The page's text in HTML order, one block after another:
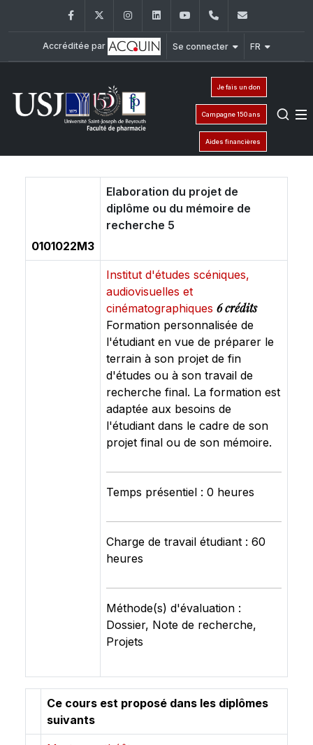
FacebookTwitter InstagramLinkedInYouTube+961 (1) 421 259
Accréditée par Se connecter FR
Je fais un don
Campagne 150 ans
Aides financières
0101022M3
Elaboration du projet de
diplôme ou du mémoire de
recherche 5
Institut d'études scéniques,
audiovisuelles et
cinématographiques 6 crédits
Formation personnalisée de
l'étudiant en vue de préparer le
terrain à son projet de fin
d'études ou à son travail de
recherche final. La formation est
adaptée aux besoins de
l'étudiant dans le cadre de son
projet final ou de son mémoire.
Temps présentiel : 0 heures
Charge de travail étudiant : 60
heures
Méthode(s) d'évaluation :
Dossier, Note de recherche,
Projets
Ce cours est proposé dans les diplômes
suivants